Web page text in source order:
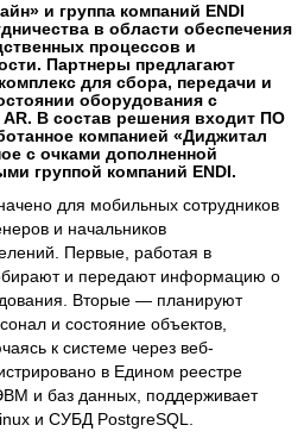
и группа компаний ENDI
в области обеспечения
процессов и
Партнеры предлагают
для сбора, передачи и
оборудования с
В состав решения входит ПО
компанией «Диджитал
с очками дополненной
группой компаний ENDI.
для мобильных сотрудников
и начальников
Первые, работая в
и передают информацию о
Вторые — планируют
и состояние объектов,
к системе через веб-
в Едином реестре
и баз данных, поддерживает
и СУБД PostgreSQL.